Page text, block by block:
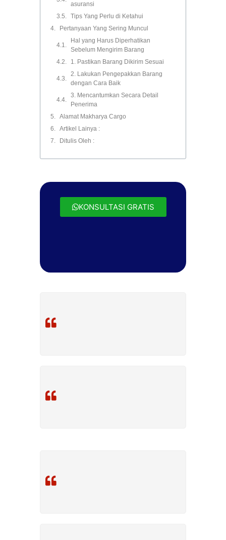
asuransi
Tips Yang Perlu di Ketahui
Pertanyaan Yang Sering Muncul
Hal yang Harus Diperhatikan
Sebelum Mengirim Barang
1. Pastikan Barang Dikirim Sesuai
2. Lakukan Pengepakkan Barang
dengan Cara Baik
3. Mencantumkan Secara Detail
Penerima
Alamat Makharya Cargo
Artikel Lainya :
Ditulis Oleh :
KONSULTASI GRATIS